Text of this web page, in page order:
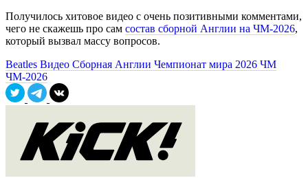
Получилось хитовое видео с очень позитивными комментами,
чего не скажешь про сам состав сборной Англии на ЧМ-2026,
который вызвал массу вопросов.
Beatles Видео Сборная Англии Чемпионат мира 2026 ЧМ
ЧМ-2026